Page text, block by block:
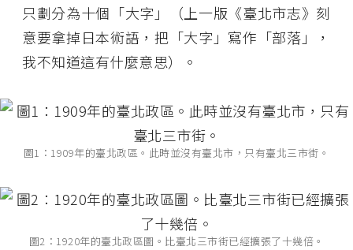
只劃分為十個「大字」（上一版《臺北市志》刻
意要拿掉日本術語，把「大字」寫作「部落」，
我不知道這有什麼意思）。
圖1：1909年的臺北政區。此時並沒有臺北市，只有臺北三市街。
圖2：1920年的臺北政區圖。比臺北三市街已經擴張了十幾倍。